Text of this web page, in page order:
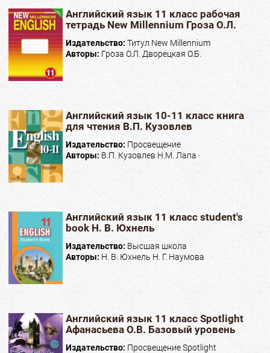
Английский язык 11 класс рабочая
тетрадь New Millennium Гроза О.Л.
Издательство: Титул New Millennium
Авторы: Гроза О.Л. Дворецкая О.Б.
Английский язык 10-11 класс книга
для чтения В.П. Кузовлев
Издательство: Просвещение
Авторы: В.П. Кузовлев Н.М. Лапа
Английский язык 11 класс student's
book Н. В. Юхнель
Издательство: Высшая школа
Авторы: Н. В. Юхнель Н. Г. Наумова
Английский язык 11 класс Spotlight
Афанасьева О.В. Базовый уровень
Издательство: Просвещение Spotlight